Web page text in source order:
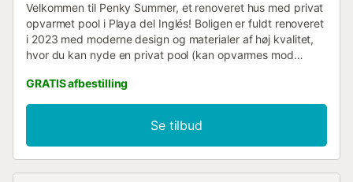
Velkommen til Penky Summer, et renoveret hus med privat
opvarmet pool i Playa del Inglés! Boligen er fuldt renoveret
i 2023 med moderne design og materialer af høj kvalitet,
hvor du kan nyde en privat pool (kan opvarmes mod
få skridt fra Yumbo Shopping Center og stranden. Et
smukt paradis til at nyde din ferie, hvor du kan opleve fred
og ro kombineret med komfort og privatliv. Det har
rummelige områder, internationale kanaler, Netflix,
aircondition og ubegrænset højhastigheds-wifi (300mbs).
GRATIS afbestilling
Se tilbud